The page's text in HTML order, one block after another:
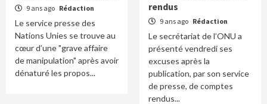
9 ans ago Rédaction
Le service presse des
Nations Unies se trouve au
cœur d’une "grave affaire
de manipulation" après avoir
dénaturé les propos...
rendus
9 ans ago Rédaction
Le secrétariat de l’ONU a
présenté vendredi ses
excuses après la
publication, par son service
de presse, de comptes
rendus...